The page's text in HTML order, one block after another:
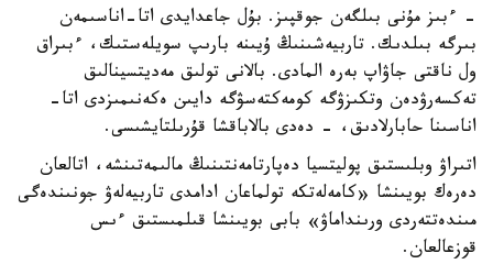
- ءبىز مۇنى بىلگەن جوقپىز. بۇل جاعدايدى اتا-اناسىمەن
بىرگە بىلدىك. تاربيەشىنىڭ ۇيىنە بارىپ سويلەستىك، ءبىراق
ول ناقتى جاۋاپ بەرە المادى. بالانى تولىق مەديتسينالىق
تەكسەرۋدەن وتكىزۋگە كومەكتەسۋگە دايىن ەكەنىمىزدى اتا-
اناسىنا حابارلادىق، - دەدى بالاباقشا قۇرىلتايشىسى.
اتىراۋ وبلىستىق پوليتسيا دەپارتامەنتىنىڭ مالىمەتىنشە، اتالعان
دەرەك بويىنشا «كامەلەتكە تولماعان ادامدى تاربيەلەۋ جونىندەگى
مىندەتتەردى ورىنداماۋ» بابى بويىنشا قىلمىستىق ءىس
قوزعالعان.